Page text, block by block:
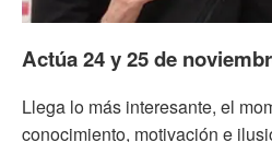
Actúa 24 y 25 de
Llega lo más interesante, el
conocimiento, motivación e